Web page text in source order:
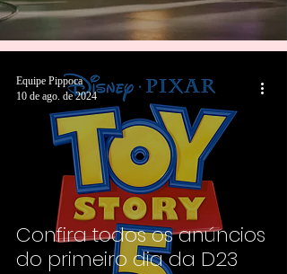
Confira todos os anúncios
do primeiro dia da D23
Equipe Pippoca
10 de ago. de 2024